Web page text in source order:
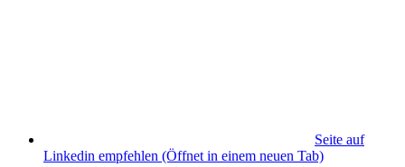
Seite auf
Linkedin empfehlen (Öffnet in einem neuen Tab)